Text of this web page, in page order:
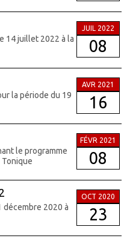
14 juillet 2022 à la
JUIL 2022
08
la période du 19
AVR 2021
16
le programme
FÉVR 2021
08
décembre 2020 à
OCT 2020
23